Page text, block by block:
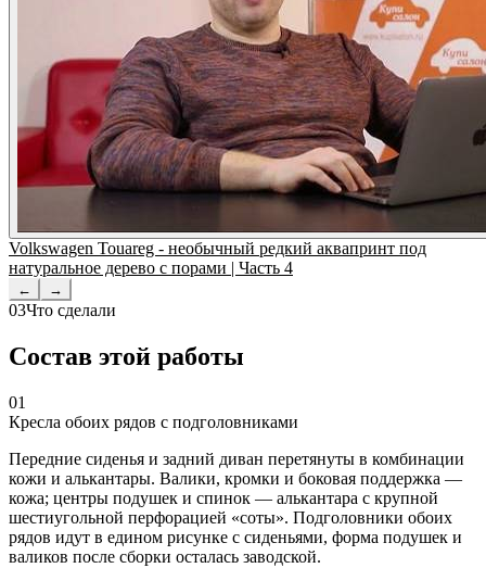
Volkswagen Touareg - необычный редкий аквапринт под
натуральное дерево с порами | Часть 4
← →
03Что сделали
Состав этой работы
01
Кресла обоих рядов с подголовниками
Передние сиденья и задний диван перетянуты в комбинации
кожи и алькантары. Валики, кромки и боковая поддержка —
кожа; центры подушек и спинок — алькантара с крупной
шестиугольной перфорацией «соты». Подголовники обоих
рядов идут в едином рисунке с сиденьями, форма подушек и
валиков после сборки осталась заводской.